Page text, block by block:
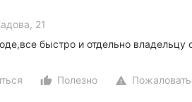
21
быстро и отдельно владельцу
thumb_up_alt
Полезно warning